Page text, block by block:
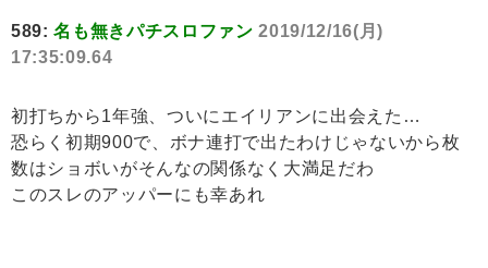
589:名も無きパチスロファン 2019/12/16(月)
17:35:09.64
初打ちから1年強、ついにエイリアンに出会えた…
恐らく初期900で、ボナ連打で出たわけじゃないから枚
数はショボいがそんなの関係なく大満足だわ
このスレのアッパーにも幸あれ